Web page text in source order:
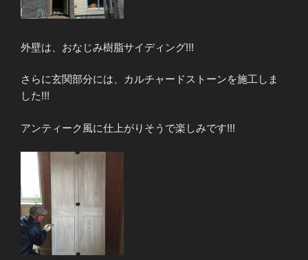
外壁は、おなじみ樹脂サイディング!!!
さらに玄関部分には、カルチャードストーンを施工しま
した!!!
アンティーク風に仕上がりそうで楽しみです!!!